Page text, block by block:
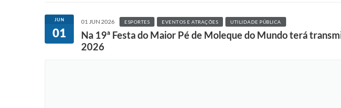
JUN
01
01 JUN 2026 ESPORTES EVENTOS E ATRAÇÕES UTILIDADE PÚBLICA
Na 19ª Festa do Maior Pé de Moleque do Mundo terá
2026